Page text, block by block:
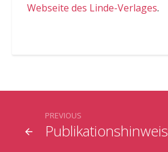
Webseite des Linde-Verlages.
Publikationshinweis
PREVIOUS